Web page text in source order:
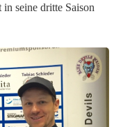
seine dritte Saison